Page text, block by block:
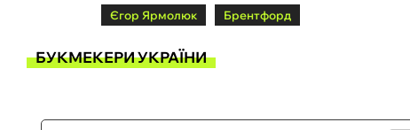
Єгор Ярмолюк Брентфорд
БУКМЕКЕРИ УКРАЇНИ